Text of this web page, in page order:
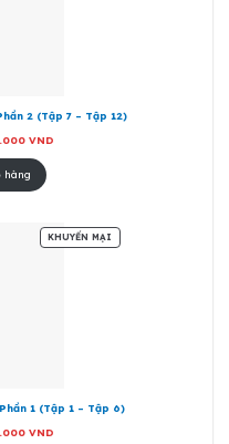
2 (Tập 7 – Tập 12)
VND.
VNDGiá
hàng
KHUYẾN MẠI
PHẨM
1 (Tập 1 – Tập 6)
VNDGiá